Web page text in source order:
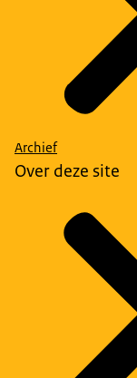
Archief
Over deze site